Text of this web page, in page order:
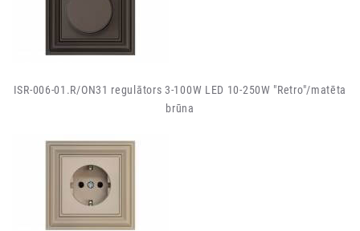
ISR-006-01.R/ON31 regulātors 3-100W LED 10-250W "Retro"/matēta
brūna